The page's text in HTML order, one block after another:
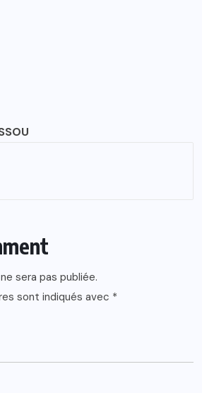
sera pas publiée.
sont indiqués avec *